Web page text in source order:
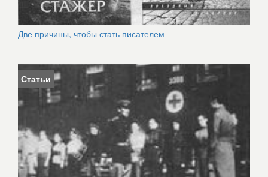
Две причины, чтобы стать писателем
Статьи